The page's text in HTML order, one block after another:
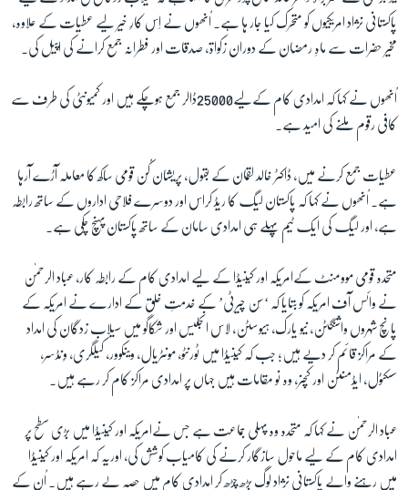
زبان
پاکستانی نژاد امریکیوں کو متحرک کیا جار ہا ہے۔ اُنھوں نے اِس کارِ خیر لیے عطیات کے علاوہ،
مخیر حضرات سے ماہِ رمضان کے دوران زکواة، صدقات اور فطرانہ جمع کرانے کی اپیل کی۔
اُنھوں نے کہا کہ امدادی کام کےلیے25000ڈالر جمع ہوچکے ہیں اور کمیونٹی کی طرف سے
کافی رقوم ملنے کی امید ہے۔
عطیات جمع کرنے میں، ڈاکٹر خالد لقمان کے بقول، پریشان کُن قومی ساکھ کا معاملہ آڑے آرہا
ہے۔ اُنھوں نے کہا کہ پاکستان لیگ کا ریڈ کراس اور دوسرے فلاحی اداروں کے ساتھ رابطہ
ہے، اور لیگ کی ایک ٹیم پہلے ہی امدادی سامان کے ساتھ پاکستان پہنچ چکی ہے۔
متحدہ قومی موومنٹ کےامریکہ اور کینیڈا کے لیے امدادی کام کے رابطہ کار، عباد الرحمٰن
نے وائس آف امریکہ کو بتایا کہ ‘سَن چیرٹی’ کے خدمتِ خلق کے ادارے نے امریکہ کے
پانچ شہروں واشنگٹن، نیو یارک، ہیوسٹن، لاس انجلیس اور شکاگو میں سیلاب زدگان کی امداد
کے مراکز قائم کر دیے ہیں؛ جب کہ کینیڈا میں ٹورنٹو، مونٹریال، وینکوور، کیلگری، وِنڈسر،
سسکٹول، ایڈمنٹن اور کچنر، وہ نو مقامات ہیں جہاں پر امدادی مراکز کام کر رہے ہیں۔
عباد الرحمٰن نے کہا کہ متحدہ وہ پہلی جماعت ہے جس نےامریکہ اور کینیڈا میں بڑی سطح پر
امدادی کام کے لیے ماحول سازگار کرنے کی کامیاب کوشش کی، اوریہ کہ امریکہ اور کینیڈا
میں رہنے والے پاکستانی نژاد لوگ بڑھ چڑھ کر امدادی کام میں حصہ لے رہے ہیں۔ اُن کے